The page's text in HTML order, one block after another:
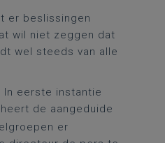
er beslissingen
wil niet zeggen dat
wel steeds van alle
In eerste instantie
de aangeduide
er